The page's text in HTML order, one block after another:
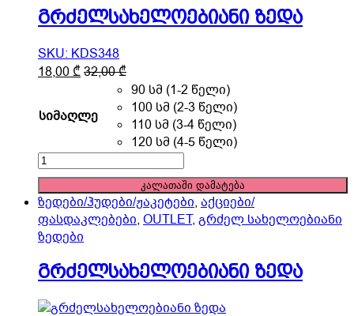
გრძელსახელოებიანი ზედა
SKU: KDS348
18,00₾32,00₾This
product
has
multiple
variants.
The
options
may
be
chosen
the
product
სიმაღლე
90 სმ (1-2 წელი)
100 სმ (2-3 წელი)
110 სმ (3-4 წელი)
120 სმ (4-5 წელი)
გრძელსახელოებიანი
ზედა
quantity
კალათაში დამატება
ზედები/ჰუდები/ჟაკეტები, აქციები/
ფასდაკლებები, OUTLET, გრძელ სახელოებიანი
ზედები
გრძელსახელოებიანი ზედა